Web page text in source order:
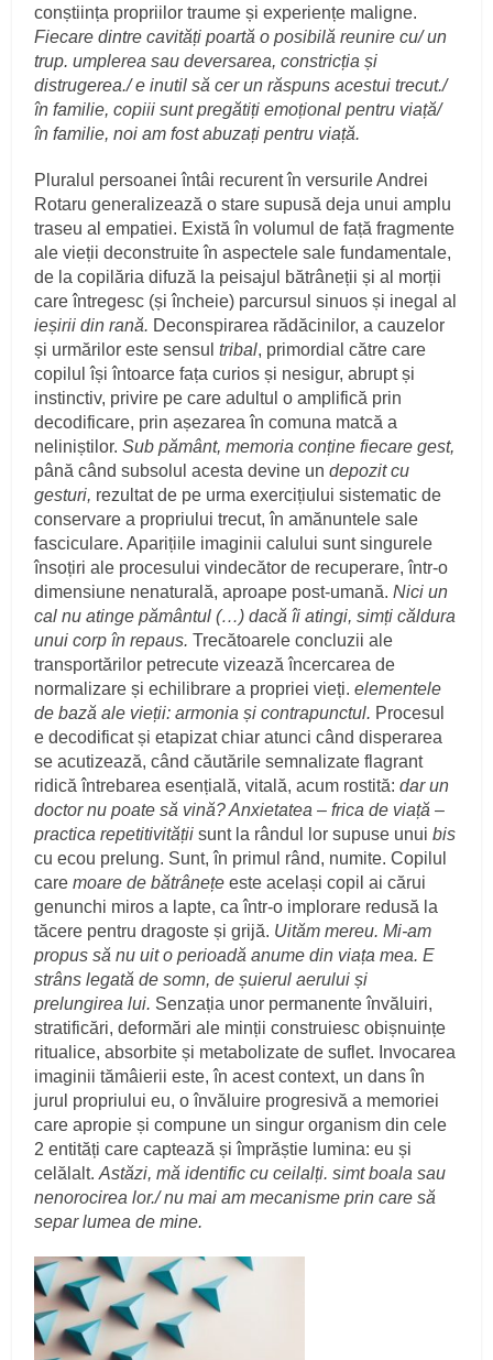
conștiința propriilor traume și experiențe maligne.
Fiecare dintre cavități poartă o posibilă reunire cu/ un
trup. umplerea sau deversarea, constricția și
distrugerea./ e inutil să cer un răspuns acestui trecut./
în familie, copiii sunt pregătiți emoțional pentru viață/
în familie, noi am fost abuzați pentru viață.
Pluralul persoanei întâi recurent în versurile Andrei
Rotaru generalizează o stare supusă deja unui amplu
traseu al empatiei. Există în volumul de față fragmente
ale vieții deconstruite în aspectele sale fundamentale,
de la copilăria difuză la peisajul bătrâneții și al morții
care întregesc (și încheie) parcursul sinuos și inegal al
ieșirii din rană. Deconspirarea rădăcinilor, a cauzelor
și urmărilor este sensultribal, primordial către care
copilul își întoarce fața curios și nesigur, abrupt și
instinctiv, privire pe care adultul o amplifică prin
decodificare, prin așezarea în comuna matcă a
neliniștilor.Sub pământ, memoria conține fiecare gest,
până când subsolul acesta devine undepozit cu
gesturi, rezultat de pe urma exercițiului sistematic de
conservare a propriului trecut, în amănuntele sale
fasciculare. Aparițiile imaginii calului sunt singurele
însoțiri ale procesului vindecător de recuperare, într-o
dimensiune nenaturală, aproape post-umană.Nici un
cal nu atinge pământul (…) dacă îi atingi, simți căldura
unui corp în repaus.Trecătoarele concluzii ale
transportărilor petrecute vizează încercarea de
normalizare și echilibrare a propriei vieți.elementele
de bază ale vieții: armonia și contrapunctul. Procesul
e decodificat și etapizat chiar atunci când disperarea
se acutizează, când căutările semnalizate flagrant
ridică întrebarea esențială, vitală, acum rostită:dar un
doctor nu poate să vină? Anxietatea – frica de viață –
practica repetitivitățiisunt la rândul lor supuse unuibis
cu ecou prelung. Sunt, în primul rând, numite. Copilul
caremoare de bătrânețeeste același copil ai cărui
genunchi miros a lapte, ca într-o implorare redusă la
tăcere pentru dragoste și grijă. Uităm mereu. Mi-am
propus să nu uit o perioadă anume din viața mea. E
strâns legată de somn, de șuierul aerului și
prelungirea lui. Senzația unor permanente învăluiri,
stratificări, deformări ale minții construiesc obișnuințe
ritualice, absorbite și metabolizate de suflet. Invocarea
imaginii tămâierii este, în acest context, un dans în
jurul propriului eu, o învăluire progresivă a memoriei
care apropie și compune un singur organism din cele
2 entități care captează și împrăștie lumina: eu și
celălalt.Astăzi, mă identific cu ceilalți. simt boala sau
nenorocirea lor./ nu mai am mecanisme prin care să
separ lumea de mine.